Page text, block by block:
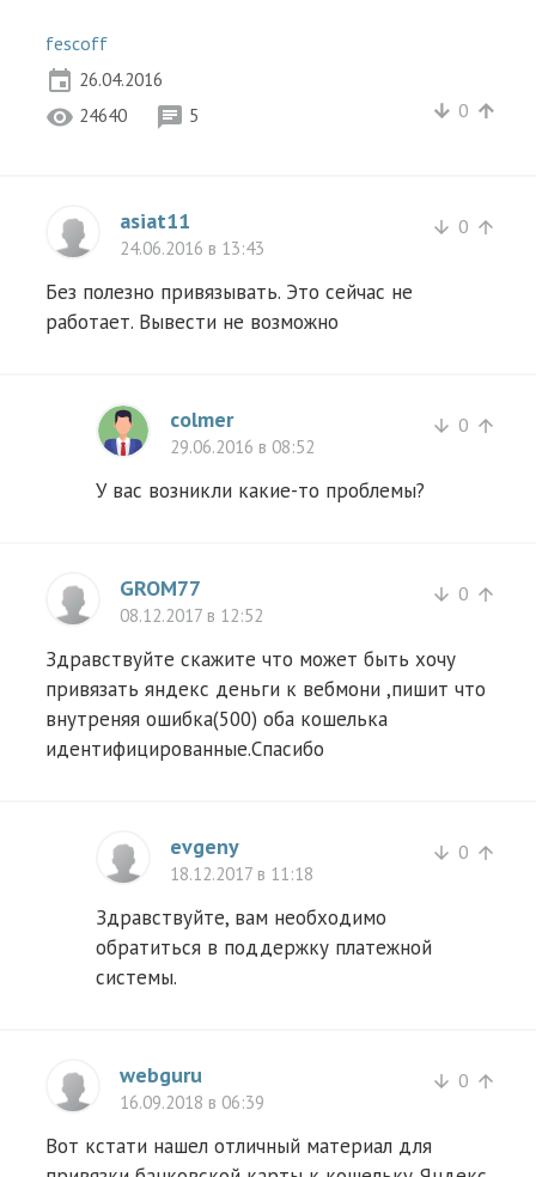
fescoff
event 26.04.2016
visibility 24640 chat 5 arrow_downward 0 arrow_upward
asiat11
24.06.2016 в 13:43
arrow_downward 0 arrow_upward
Без полезно привязывать. Это сейчас не
работает. Вывести не возможно
colmer
29.06.2016 в 08:52
arrow_downward 0 arrow_upward
У вас возникли какие-то проблемы?
GROM77
08.12.2017 в 12:52
arrow_downward 0 arrow_upward
Здравствуйте скажите что может быть хочу
привязать яндекс деньги к вебмони ,пишит что
внутреняя ошибка(500) оба кошелька
идентифицированные.Спасибо
evgeny
18.12.2017 в 11:18
arrow_downward 0 arrow_upward
Здравствуйте, вам необходимо
обратиться в поддержку платежной
системы.
webguru
16.09.2018 в 06:39
arrow_downward 0 arrow_upward
Вот кстати нашел отличный материал для